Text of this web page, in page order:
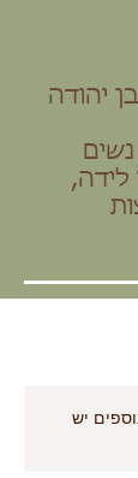
יהודה
לידה,
יש